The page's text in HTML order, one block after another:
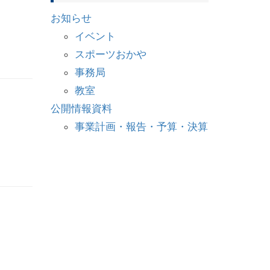
お知らせ
イベント
スポーツおかや
事務局
教室
公開情報資料
事業計画・報告・予算・決算